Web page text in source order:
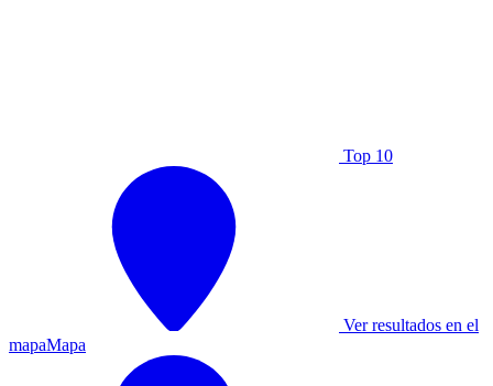
Top 10
Ver resultados en el
mapaMapa